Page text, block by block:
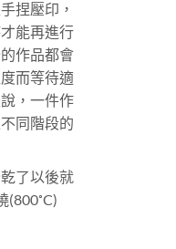
而等待適
，一件作
同階段的
了以後就
(800˚C)